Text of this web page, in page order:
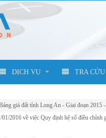
DỊCH VỤ TRA CỨU
giá đất tỉnh Long An - Giai đoạn 2015
2016 về việc Quy định hệ số điều